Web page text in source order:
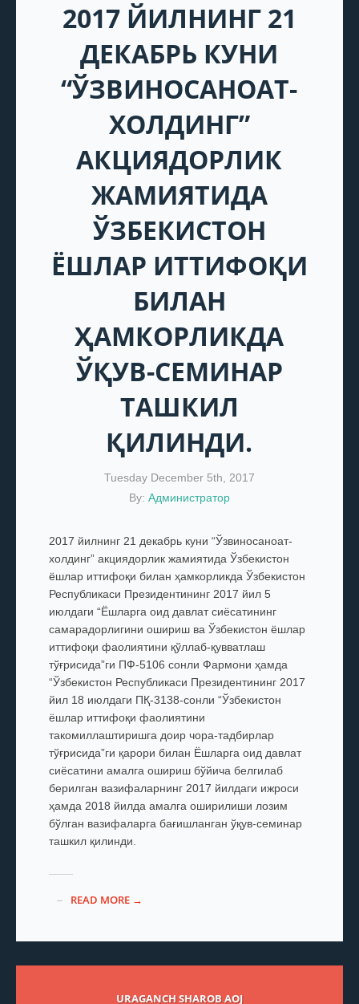
2017 ЙИЛНИНГ 21
ДЕКАБРЬ КУНИ
“ЎЗВИНОСАНОАТ-
ХОЛДИНГ”
АКЦИЯДОРЛИК
ЖАМИЯТИДА
ЎЗБЕКИСТОН
ЁШЛАР ИТТИФОҚИ
БИЛАН
ҲАМКОРЛИКДА
ЎҚУВ-СЕМИНАР
ТАШКИЛ
ҚИЛИНДИ.
Tuesday December 5th, 2017
By: Администратор
2017 йилнинг 21 декабрь куни “Ўзвиносаноат-
холдинг” акциядорлик жамиятида Ўзбекистон
ёшлар иттифоқи билан ҳамкорликда Ўзбекистон
Республикаси Президентининг 2017 йил 5
июлдаги “Ёшларга оид давлат сиёсатининг
самарадорлигини ошириш ва Ўзбекистон ёшлар
иттифоқи фаолиятини қўллаб-қувватлаш
тўғрисида”ги ПФ-5106 сонли Фармони ҳамда
“Ўзбекистон Республикаси Президентининг 2017
йил 18 июлдаги ПҚ-3138-сонли “Ўзбекистон
ёшлар иттифоқи фаолиятини
такомиллаштиришга доир чора-тадбирлар
тўғрисида”ги қарори билан Ёшларга оид давлат
сиёсатини амалга ошириш бўйича белгилаб
берилган вазифаларнинг 2017 йилдаги ижроси
ҳамда 2018 йилда амалга оширилиши лозим
бўлган вазифаларга бағишланган ўқув-семинар
ташкил қилинди.
READ MORE →
URAGANCH SHAROB AOJ